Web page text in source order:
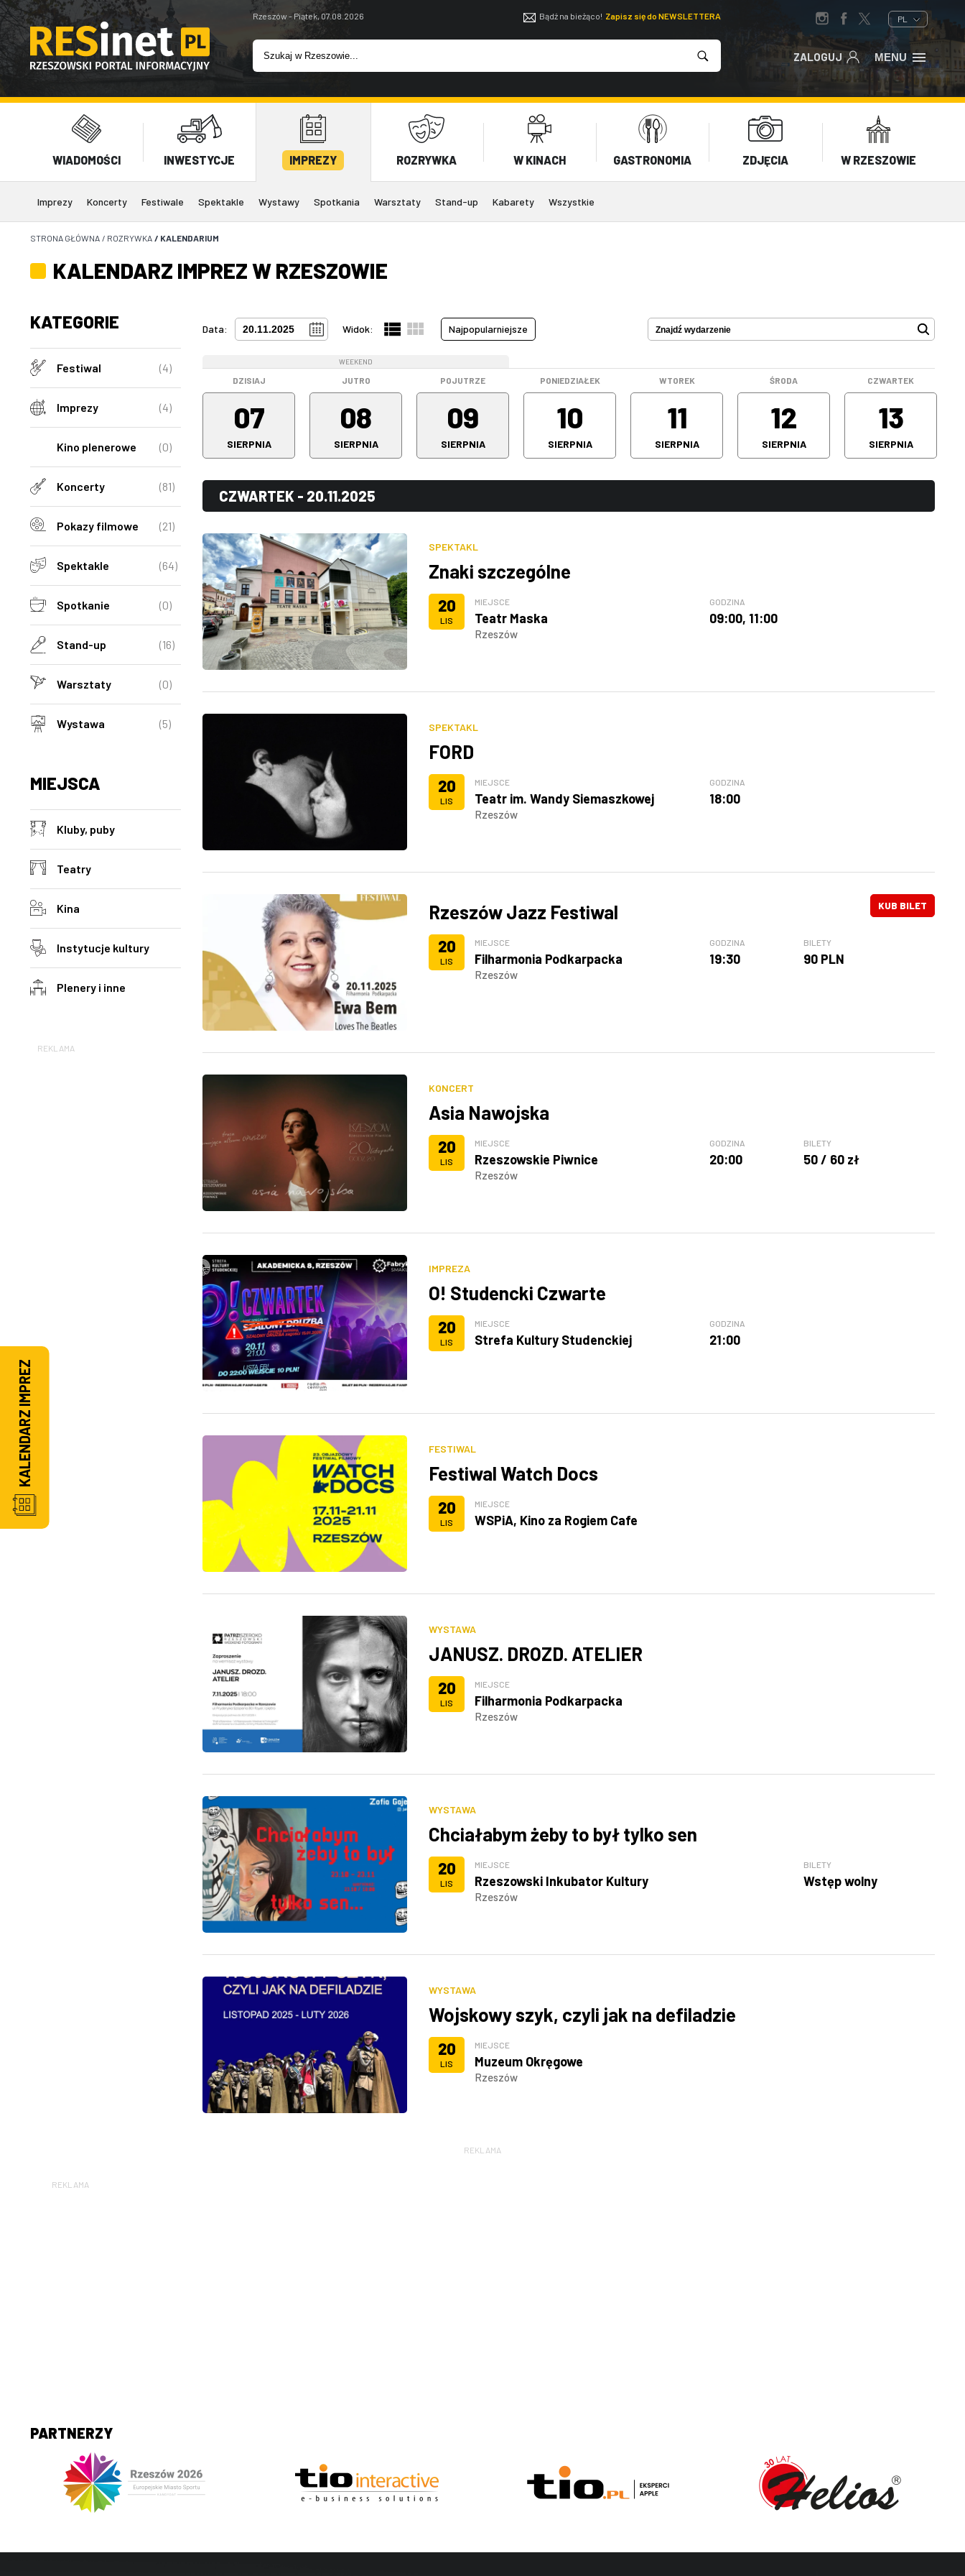
Rzeszów - Piątek, 07.08.2026 Bądź na bieżąco! Zapisz się do NEWSLETTERA PL
ZALOGUJ MENU
WIADOMOŚCI INWESTYCJE IMPREZY ROZRYWKA W KINACH GASTRONOMIA ZDJĘCIA W RZESZOWIE
Imprezy Koncerty Festiwale Spektakle Wystawy Spotkania Warsztaty Stand-up Kabarety Wszystkie
STRONA GŁÓWNA / ROZRYWKA / KALENDARIUM
KALENDARZ IMPREZ W RZESZOWIE
KATEGORIE
Festiwal (4)
Imprezy (4)
Kino plenerowe (0)
Koncerty (81)
Pokazy filmowe (21)
Spektakle (64)
Spotkanie (0)
Stand-up (16)
Warsztaty (0)
Wystawa (5)
MIEJSCA
Kluby, puby
Teatry
Kina
Instytucje kultury
Plenery i inne
REKLAMA
Data: Widok: Najpopularniejsze
DZISIAJ
07
SIERPNIA
WEEKEND
JUTRO
08
SIERPNIA
POJUTRZE
09
SIERPNIA
PONIEDZIAŁEK
10
SIERPNIA
WTOREK
11
SIERPNIA
ŚRODA
12
SIERPNIA
CZWARTEK
13
SIERPNIA
CZWARTEK - 20.11.2025
SPEKTAKL
Znaki szczególne
20
LIS
MIEJSCE
Teatr Maska
Rzeszów
GODZINA
09:00, 11:00
SPEKTAKL
FORD
20
LIS
MIEJSCE
Teatr im. Wandy Siemaszkowej
Rzeszów
GODZINA
18:00
Rzeszów Jazz Festiwal
20
LIS
MIEJSCE
Filharmonia Podkarpacka
Rzeszów
GODZINA
19:30
BILETY
90 PLN
KUB BILET
KONCERT
Asia Nawojska
20
LIS
MIEJSCE
Rzeszowskie Piwnice
Rzeszów
GODZINA
20:00
BILETY
50 / 60 zł
IMPREZA
O! Studencki Czwarte
20
LIS
MIEJSCE
Strefa Kultury Studenckiej
GODZINA
21:00
FESTIWAL
Festiwal Watch Docs
20
LIS
MIEJSCE
WSPiA, Kino za Rogiem Cafe
WYSTAWA
JANUSZ. DROZD. ATELIER
20
LIS
MIEJSCE
Filharmonia Podkarpacka
Rzeszów
WYSTAWA
Chciałabym żeby to był tylko sen
20
LIS
MIEJSCE
Rzeszowski Inkubator Kultury
Rzeszów
BILETY
Wstęp wolny
WYSTAWA
Wojskowy szyk, czyli jak na defiladzie
20
LIS
MIEJSCE
Muzeum Okręgowe
Rzeszów
REKLAMA
REKLAMA
PARTNERZY
KALENDARZ IMPREZ